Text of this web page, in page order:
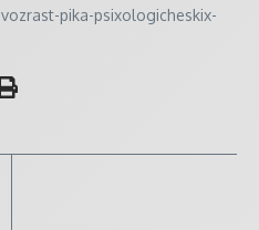
pika-psixologicheskix-